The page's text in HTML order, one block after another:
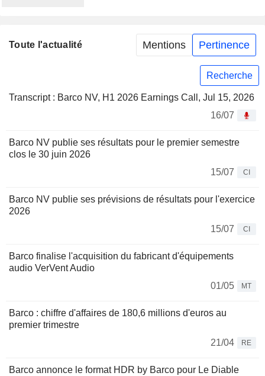
Toute l'actualité Mentions Pertinence
Recherche
Transcript : Barco NV, H1 2026 Earnings Call, Jul 15, 2026
16/07
Barco NV publie ses résultats pour le premier semestre
clos le 30 juin 2026
15/07
CI
Barco NV publie ses prévisions de résultats pour l'exercice
2026
15/07
CI
Barco finalise l'acquisition du fabricant d'équipements
audio VerVent Audio
01/05
MT
Barco : chiffre d'affaires de 180,6 millions d'euros au
premier trimestre
21/04
RE
Barco annonce le format HDR by Barco pour Le Diable